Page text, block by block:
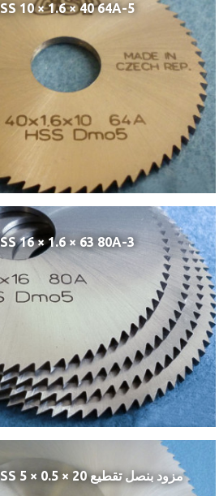
نصل منشار الشق HSS ‏40 × 1.6 × 10 ‎64A-5
نصل منشار الشق HSS ‏63 × 1.6 × 16 ‎80A-3